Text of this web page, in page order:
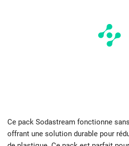
Ce pack Sodastream fonctionne sans
offrant une solution durable pour